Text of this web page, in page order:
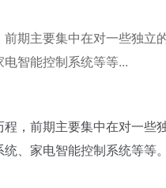
期主要集中在对一些独
智能控制系统等等...
前期主要集中在对一些
、家电智能控制系统等等。